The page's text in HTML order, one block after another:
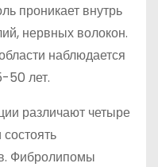
проникает внутрь
нервных волокон.
наблюдается
50 лет.
различают четыре
Фибролипомы